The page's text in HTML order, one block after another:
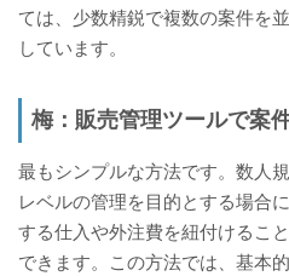
ては、少数精鋭で複数の案件を
しています。
梅：販売管理ツールで案
最もシンプルな方法です。数人
レベルの管理を目的とする場合
する仕入や外注費を紐付けるこ
できます。この方法では、基本